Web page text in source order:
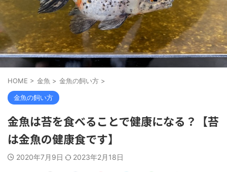
HOME > 金魚 > 金魚の飼い方 >
金魚の飼い方
金魚は苔を食べることで健康になる？【苔
は金魚の健康食です】
2020年7月9日 2023年2月18日